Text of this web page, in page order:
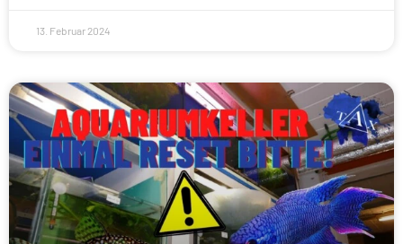
13. Februar 2024